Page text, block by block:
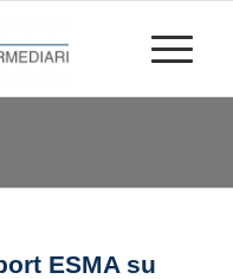
ESMA su